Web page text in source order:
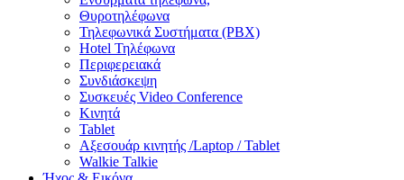
Θυροτηλέφωνα
Τηλεφωνικά Συστήματα (PBX)
Hotel Τηλέφωνα
Περιφερειακά
Συνδιάσκεψη
Συσκευές Video Conference
Κινητά
Tablet
Αξεσουάρ κινητής /Laptop / Tablet
Walkie Talkie